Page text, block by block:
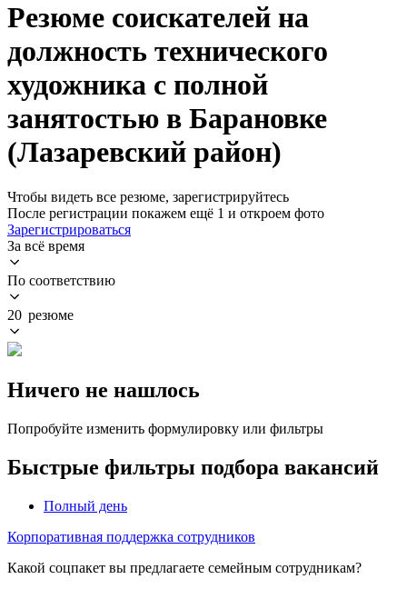
Резюме соискателей на
должность технического
художника с полной
занятостью в Барановке
(Лазаревский район)
Чтобы видеть все резюме, зарегистрируйтесь
После регистрации покажем ещё 1 и откроем фото
Зарегистрироваться
За всё время
По соответствию
20 резюме
Ничего не нашлось
Попробуйте изменить формулировку или фильтры
Быстрые фильтры подбора вакансий
Полный день
Корпоративная поддержка сотрудников
Какой соцпакет вы предлагаете семейным сотрудникам?